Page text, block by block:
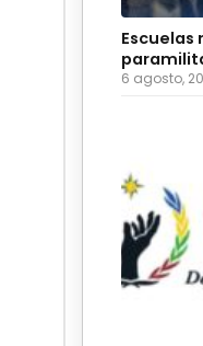
Escuelas
6 agosto,